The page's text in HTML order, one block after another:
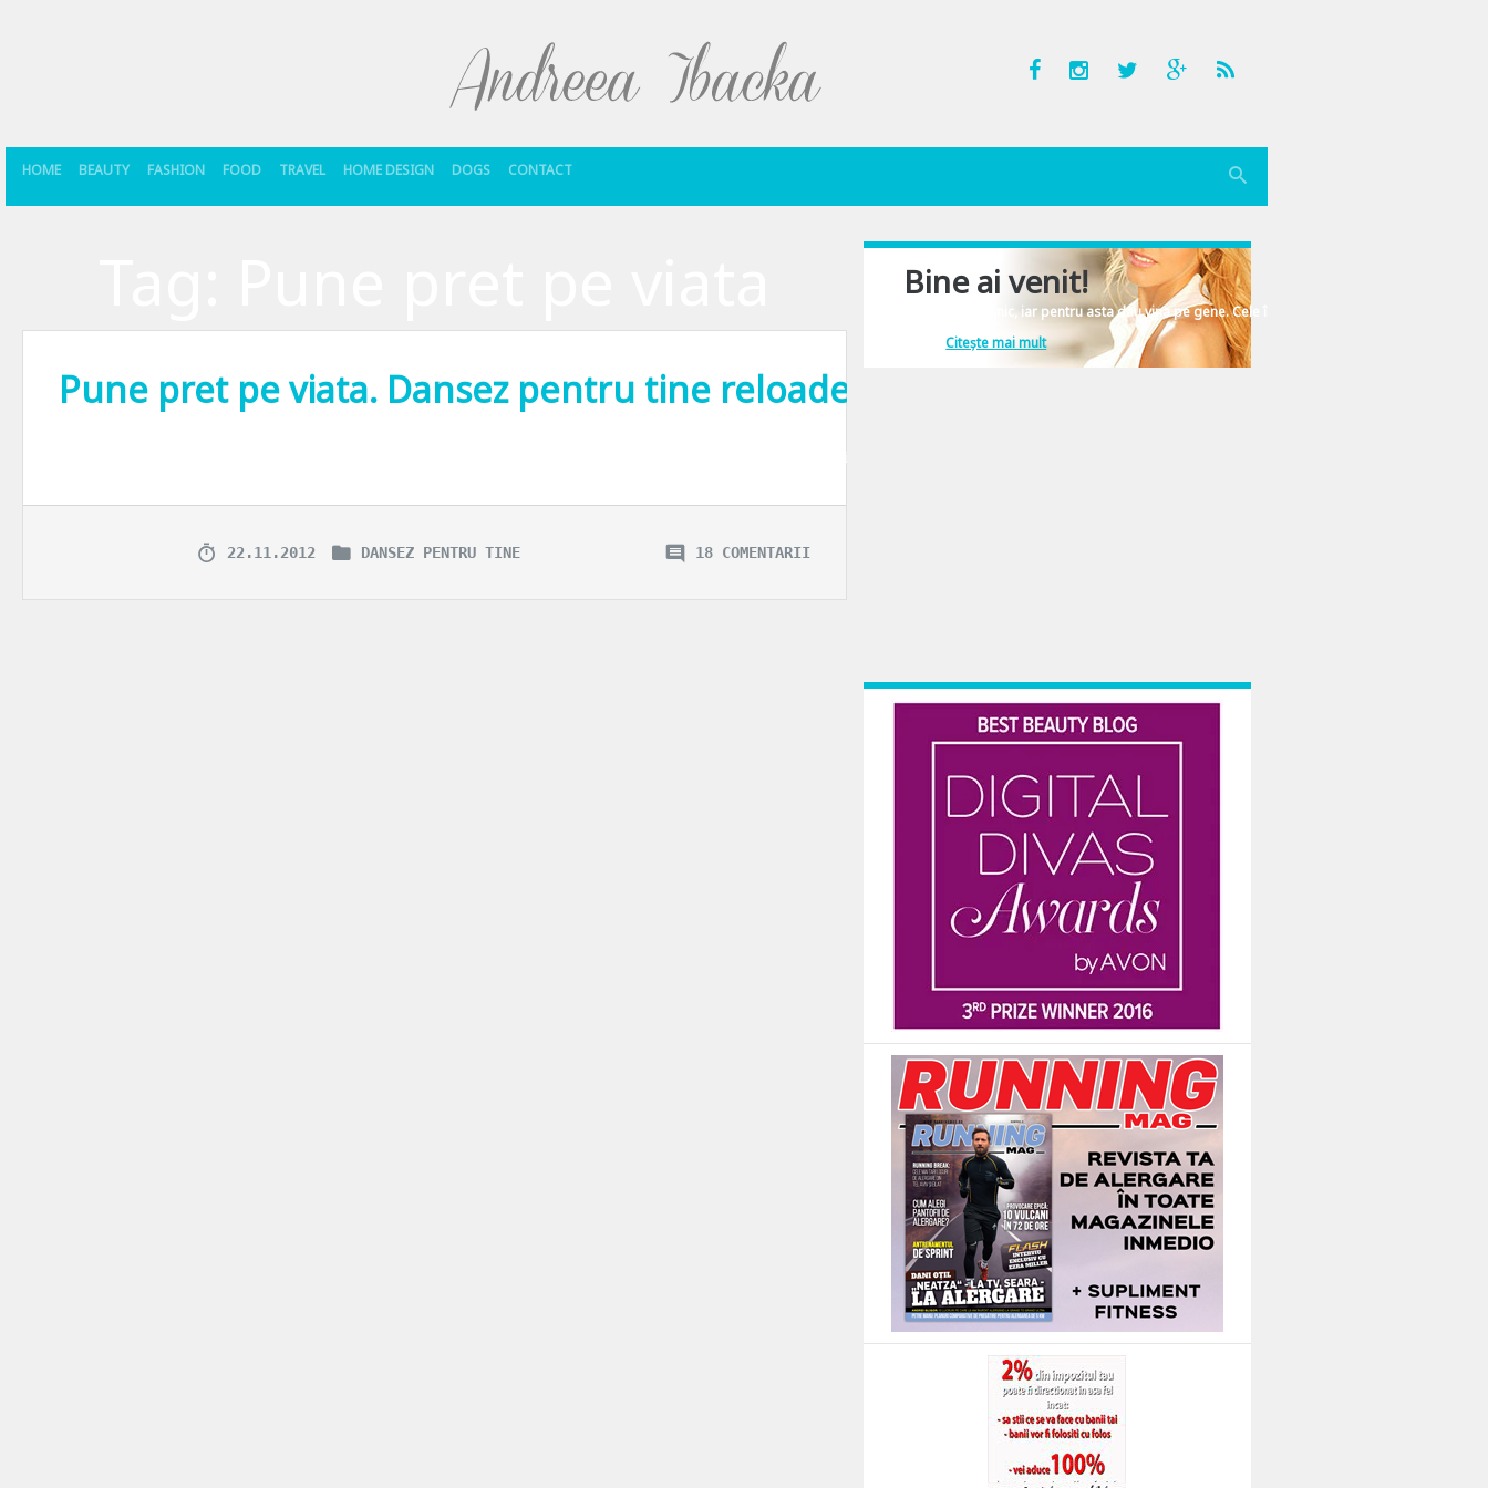
HOME BEAUTY FASHION FOOD TRAVEL HOME DESIGN DOGS CONTACT
Pune pret pe viata. Dansez pentru tine reloaded.
M-am intors in sala de dans. De data asta alaturi de Doina Botis si Cabral. Maine dansam cu sufletul pentru ca micutul Marius, bolnav de hemofilie, sa primeasca ajutor. Ce pregatim? O combinatie de stiluri de dans, prize
22.11.2012 DANSEZ PENTRU TINE 18 COMENTARII
Bine ai venit!
Îmi place să comunic, iar pentru asta dau vina pe gene. Cele înscrise în ADN-ul femeiesc.
Citește mai mult